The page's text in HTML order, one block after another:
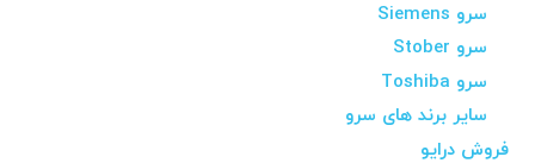
سرو Siemens
سرو Stober
سرو Toshiba
سایر برند های سرو
فروش درایو